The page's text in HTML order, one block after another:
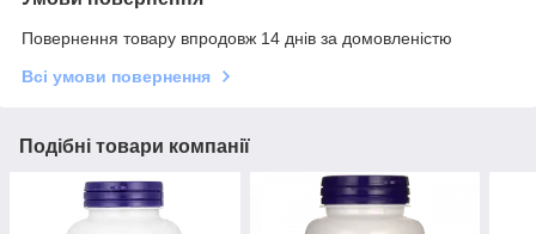
Повернення товару впродовж 14 днів за домовленістю
Всі умови повернення
Подібні товари компанії